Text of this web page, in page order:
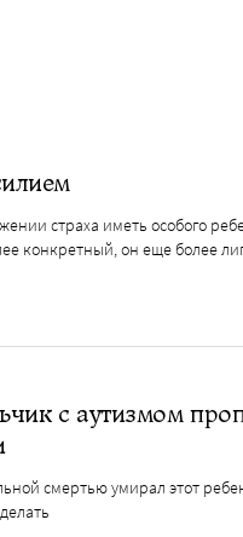
страха иметь особого
конкретный, он еще более
с аутизмом
смертью умирал этот